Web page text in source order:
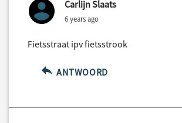
Carlijn Slaats
6 years ago
Fietsstraat ipv fietsstrook
ANTWOORD